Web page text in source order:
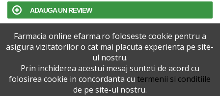
ADAUGA UN REVIEW
TERMENI SI CONDITII
POLITICA DE CONFIDENTIALITATE
VERSIUNEA DESKTOP
Farmacia online efarma.ro foloseste cookie pentru a
asigura vizitatorilor o cat mai placuta experienta pe site-
ul nostru.
Prin inchiderea acestui mesaj sunteti de acord cu
folosirea cookie in concordanta cu termenii si conditiile
de pe site-ul nostru.